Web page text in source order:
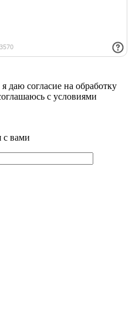
даю согласие на обработку
с условиями
с вами